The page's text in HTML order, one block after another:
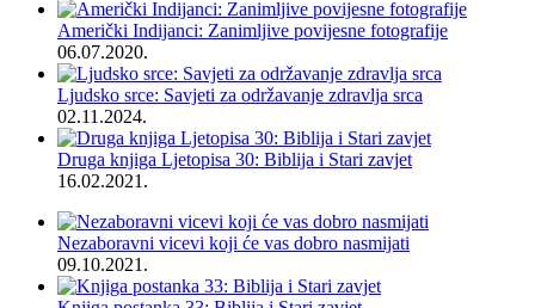
Američki Indijanci: Zanimljive povijesne fotografije
06.07.2020.
Ljudsko srce: Savjeti za održavanje zdravlja srca
02.11.2024.
Druga knjiga Ljetopisa 30: Biblija i Stari zavjet
16.02.2021.
Nezaboravni vicevi koji će vas dobro nasmijati
09.10.2021.